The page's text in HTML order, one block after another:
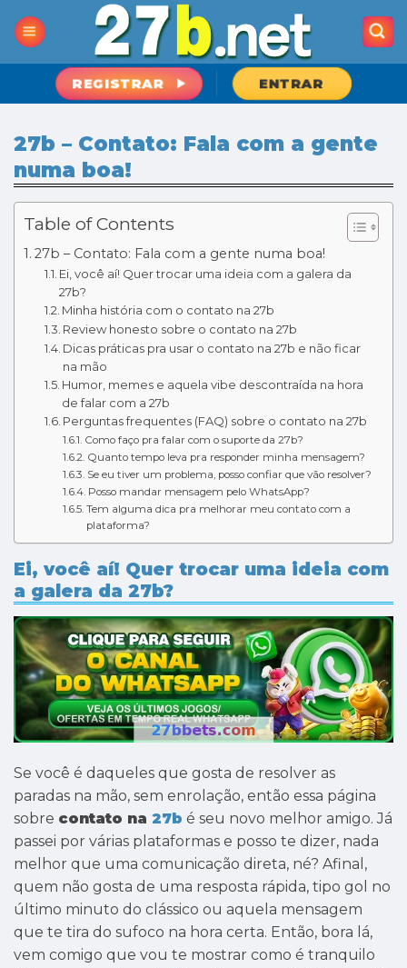
to
REGISTRAR ENTRAR
27b – Contato: Fala com a gente
numa boa!
Table of Contents
27b – Contato: Fala com a gente numa boa!
Ei, você aí! Quer trocar uma ideia com a galera da
27b?
Minha história com o contato na 27b
Review honesto sobre o contato na 27b
Dicas práticas pra usar o contato na 27b e não ficar
na mão
Humor, memes e aquela vibe descontraída na hora
de falar com a 27b
Perguntas frequentes (FAQ) sobre o contato na 27b
Como faço pra falar com o suporte da 27b?
Quanto tempo leva pra responder minha mensagem?
Se eu tiver um problema, posso confiar que vão resolver?
Posso mandar mensagem pelo WhatsApp?
Tem alguma dica pra melhorar meu contato com a
plataforma?
Ei, você aí! Quer trocar uma ideia com
a galera da 27b?
Se você é daqueles que gosta de resolver as
paradas na mão, sem enrolação, então essa página
sobre contato na 27b é seu novo melhor amigo. Já
passei por várias plataformas e posso te dizer, nada
melhor que uma comunicação direta, né? Afinal,
quem não gosta de uma resposta rápida, tipo gol no
último minuto do clássico ou aquela mensagem
que te tira do sufoco na hora certa. Então, bora lá,
vem comigo que vou te mostrar como é tranquilo